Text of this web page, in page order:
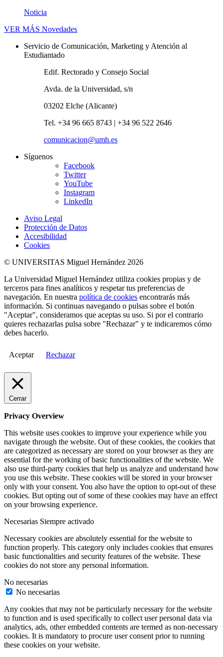
Noticia
VER MÁS Novedades
Servicio de Comunicación, Marketing y Atención al
Estudiantado
Edif. Rectorado y Consejo Social
Avda. de la Universidad, s/n
03202 Elche (Alicante)
Tel. +34 96 665 8743 | +34 96 522 2646
comunicacion@umh.es
Síguenos
Facebook
Twitter
YouTube
Instagram
LinkedIn
Aviso Legal
Protección de Datos
Accesibilidad
Cookies
© UNIVERSITAS Miguel Hernández 2026
La Universidad Miguel Hernández utiliza cookies propias y de
terceros para fines analíticos y respetar tus preferencias de
navegación. En nuestra política de cookies encontrarás más
información. Si continuas navegando o pulsas sobre el botón
"Aceptar", consideramos que aceptas su uso. Si por el contrario
quieres rechazarlas pulsa sobre "Rechazar" y te indicaremos cómo
debes hacerlo.
Aceptar Rechazar
Cerrar
Privacy Overview
This website uses cookies to improve your experience while you
navigate through the website. Out of these cookies, the cookies that
are categorized as necessary are stored on your browser as they are
essential for the working of basic functionalities of the website. We
also use third-party cookies that help us analyze and understand how
you use this website. These cookies will be stored in your browser
only with your consent. You also have the option to opt-out of these
cookies. But opting out of some of these cookies may have an effect
on your browsing experience.
Necesarias Siempre activado
Necessary cookies are absolutely essential for the website to
function properly. This category only includes cookies that ensures
basic functionalities and security features of the website. These
cookies do not store any personal information.
No necesarias
No necesarias
Any cookies that may not be particularly necessary for the website
to function and is used specifically to collect user personal data via
analytics, ads, other embedded contents are termed as non-necessary
cookies. It is mandatory to procure user consent prior to running
these cookies on your website.